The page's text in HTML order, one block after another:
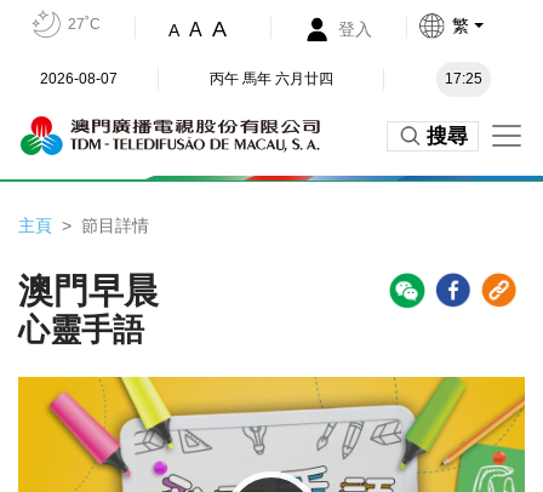
27˚C A A A 登入 繁
2026-08-07 丙午 馬年 六月廿四 17:25
搜尋
主頁 節目詳情
澳門早晨
心靈手語
Video
Player